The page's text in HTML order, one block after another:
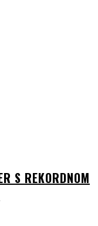
S REKORDNOM